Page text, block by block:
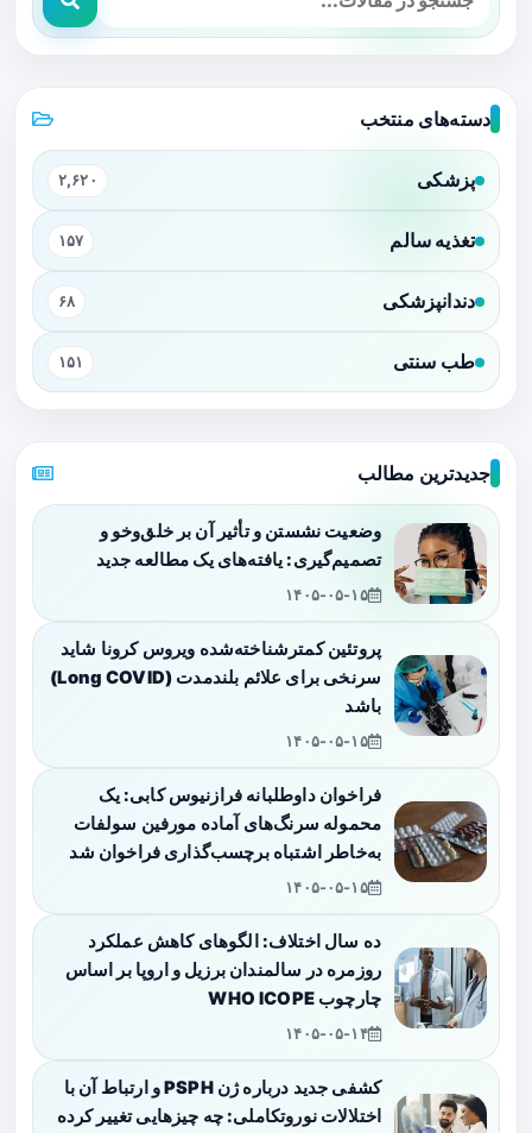
دسته‌های منتخب
پزشکی ۲,۶۲۰
تغذیه سالم ۱۵۷
دندانپزشکی ۶۸
طب سنتی ۱۵۱
جدیدترین مطالب
وضعیت نشستن و تأثیر آن بر خلق‌وخو و
تصمیم‌گیری: یافته‌های یک مطالعه جدید
۱۴۰۵-۰۵-۱۵
پروتئین کمترشناخته‌شده ویروس کرونا شاید
سرنخی برای علائم بلندمدت (Long COVID)
باشد
۱۴۰۵-۰۵-۱۵
فراخوان داوطلبانه فرازنیوس کابی: یک
محموله سرنگ‌های آماده مورفین سولفات
به‌خاطر اشتباه برچسب‌گذاری فراخوان شد
۱۴۰۵-۰۵-۱۵
ده سال اختلاف: الگوهای کاهش عملکرد
روزمره در سالمندان برزیل و اروپا بر اساس
چارچوب WHO ICOPE
۱۴۰۵-۰۵-۱۴
کشفی جدید درباره ژن PSPH و ارتباط آن با
اختلالات نوروتکاملی: چه چیزهایی تغییر کرده